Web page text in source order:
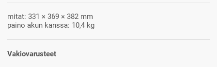
mitat: 331 × 369 × 382 mm
paino akun kanssa: 10,4 kg
Vakiovarusteet